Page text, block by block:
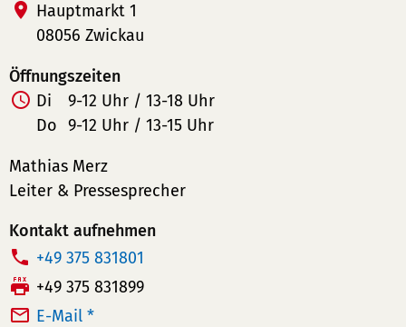
Hauptmarkt 1
08056 Zwickau
Öffnungszeiten
Di
9-12 Uhr / 13-18 Uhr
Do 9-12 Uhr / 13-15 Uhr
Mathias Merz
Leiter & Pressesprecher
Kontakt aufnehmen
T
e
l
+49 375 831801
F
a
+49 375 831899
E-Mail *